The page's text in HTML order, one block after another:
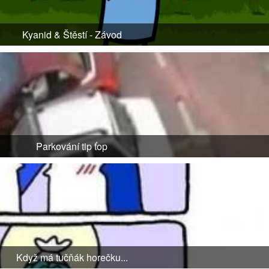
Kyanid & Štěstí - Závod
Parkování tip ťop
Když má tučňák horečku...